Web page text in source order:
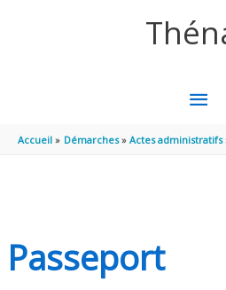
MENU
Accueil Démarches Actes administratifs
Passeport